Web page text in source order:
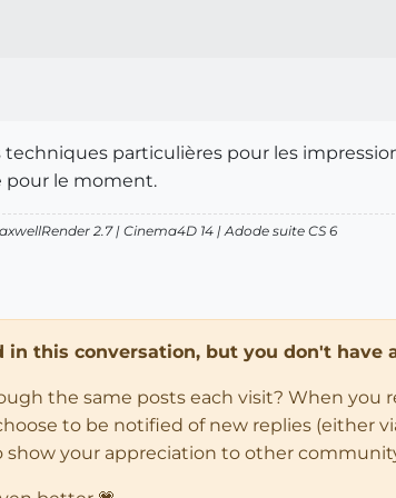
techniques particulières pour les
pour le moment.
2.7 | Cinema4D 14 | Adode suite CS 6
this conversation, but you don't have
the same posts each visit? When you
to be notified of new replies (either
show your appreciation to other